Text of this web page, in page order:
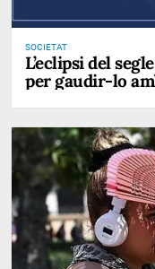
SOCIETAT
L’eclipsi del
per gaudir-lo